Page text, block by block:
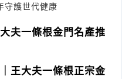
守護世代健康
夫一條根金門名產推
王大夫一條根正宗金